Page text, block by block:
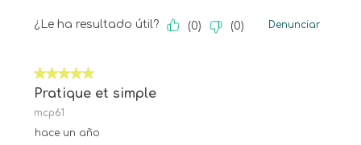
¿Le ha resultado útil? (0) (0) Denunciar
5 de 5 estrellas.
Pratique et simple
mcp61
hace un año